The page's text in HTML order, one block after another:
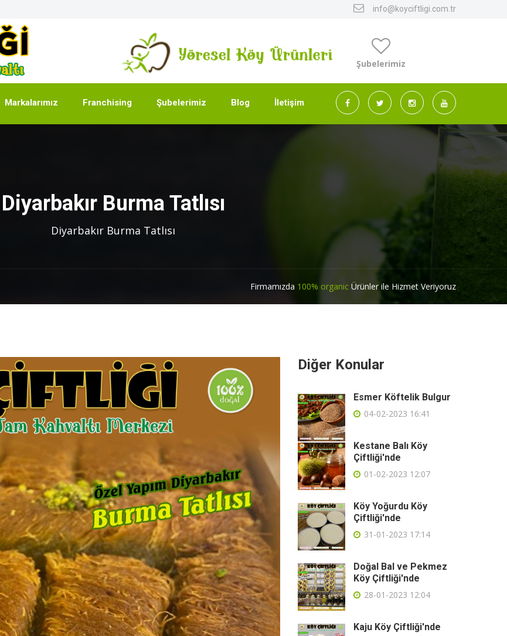
info@koyciftligi.com.tr
Şubelerimiz
Markalarımız Franchising Şubelerimiz Blog İletişim
Diyarbakır Burma Tatlısı
Diyarbakır Burma Tatlısı
Firmamızda 100% organic Ürünler ile Hizmet Veriyoruz
Diğer Konular
Esmer Köftelik Bulgur
04-02-2023 16:41
Kestane Balı Köy
Çiftliği'nde
01-02-2023 12:07
Köy Yoğurdu Köy
Çiftliği'nde
31-01-2023 17:14
Doğal Bal ve Pekmez
Köy Çiftliği'nde
28-01-2023 12:04
Kaju Köy Çiftliği'nde